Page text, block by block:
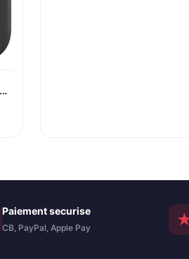
Paiement securise
CB, PayPal, Apple Pay